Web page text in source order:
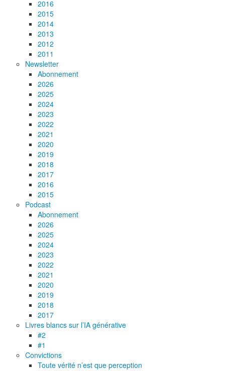
2016
2015
2014
2013
2012
2011
Newsletter
Abonnement
2026
2025
2024
2023
2022
2021
2020
2019
2018
2017
2016
2015
Podcast
Abonnement
2026
2025
2024
2023
2022
2021
2020
2019
2018
2017
Livres blancs sur l’IA générative
#2
#1
Convictions
Toute vérité n’est que perception